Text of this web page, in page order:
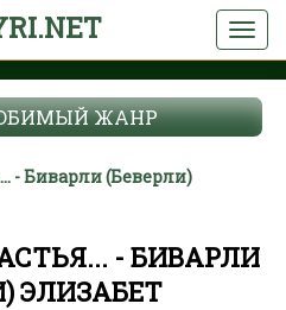
ЖАНР
- Биварли (Беверли)
- БИВАРЛИ
ЭЛИЗАБЕТ